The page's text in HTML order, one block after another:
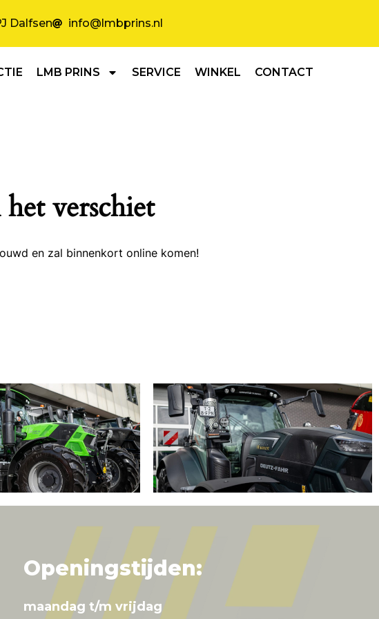
Dalfsen info@lmbprins.nl
LMB PRINS SERVICE WINKEL CONTACT
verschiet
en zal binnenkort online komen!
Openingstijden:
maandag t/m vrijdag